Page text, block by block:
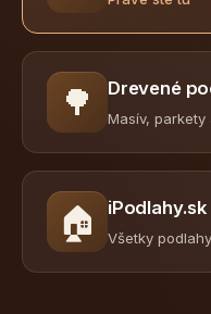
🌳 Drevené
Masív,
🏠 iPodlahy.sk
Všetky